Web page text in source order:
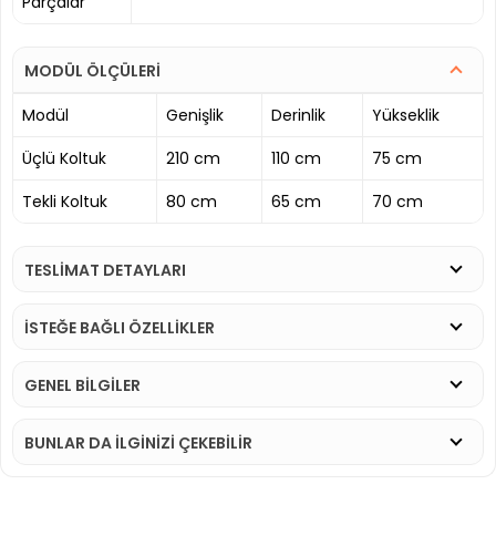
MODÜL ÖLÇÜLERİ
Modül
Genişlik Derinlik
Yükseklik
Üçlü Koltuk
210 cm 110 cm
75 cm
Tekli Koltuk
80 cm 65 cm 70 cm
TESLİMAT DETAYLARI
İSTEĞE BAĞLI ÖZELLİKLER
GENEL BİLGİLER
BUNLAR DA İLGINIZI ÇEKEBILIR